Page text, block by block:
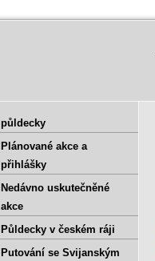
půldecky
Plánované akce a
přihlášky
Nedávno uskutečněné
akce
Půldecky v českém ráji
Putování se Svijanským